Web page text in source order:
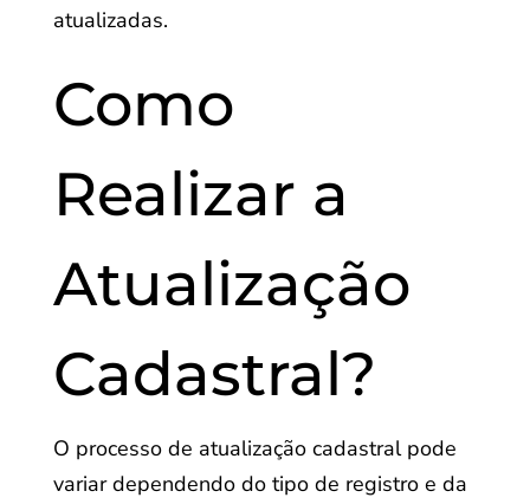
atualizadas.
Como
Realizar a
Atualização
Cadastral?
O processo de atualização cadastral pode
variar dependendo do tipo de registro e da